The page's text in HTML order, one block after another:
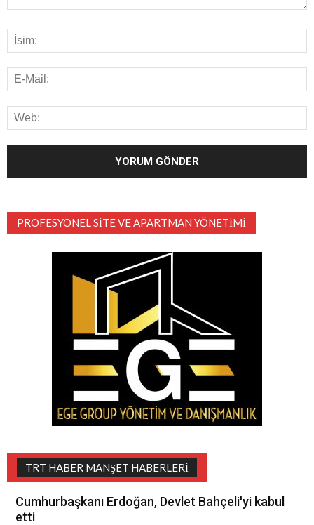
PROFESYONEL SITE VE APARTMAN YÖNETIMI
TRT HABER MANŞET HABERLERI
Cumhurbaşkanı Erdoğan, Devlet Bahçeli'yi kabul
etti